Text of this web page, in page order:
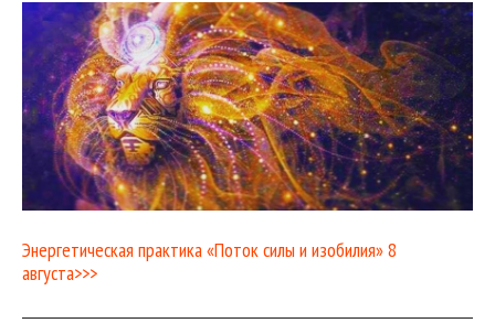
Энергетическая практика «Поток силы и изобилия» 8
августа>>>